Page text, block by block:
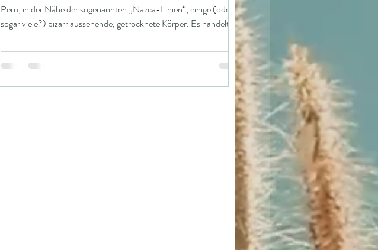
Peru, in der Nähe der sogenannten „Nazca-Linien“, einige (oder
sogar viele?) bizarr aussehende, getrocknete Körper. Es handelt
sich offenbar um verschiedene Spezies – große, menschenähnliche
Wesen (ca. 1,70 m groß) und kleinere, eindeutig nicht-
menschliche Figuren (ca. 60 cm groß). Später tauchten dann